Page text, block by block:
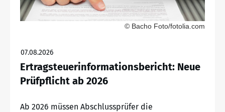
© Bacho Foto/fotolia.com
07.08.2026
Ertragsteuerinformationsbericht: Neue
Prüfpflicht ab 2026
Ab 2026 müssen Abschlussprüfer die